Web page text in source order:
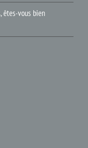
êtes-vous bien